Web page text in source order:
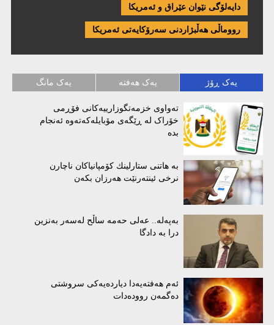
دایەلۆگی نێوان عێراق و ئەمریكا
رووماڵی هەڵبژاردنی سەرۆکایەتی ئەمریکا
یەک ڕۆژ یەک هەفتە یەک مانگ
تەواوی خزمەتگوزارییەکانی فۆڕمی
خۆراک لە ڕێگەی مۆبایلەکەتەوە ئەنجام
بدە
بە هاتنی ستارلینك كۆمپانیاكان ناچارن
نرخی ئینتەرنێت هەرزان بكەن
بەپەلە.. عەلی حەمە ساڵح لەسەر بەنزین
درا بە دادگا
ئەم هەفتەیەدا دیاردەیەکی سروشتی
دەگمەن روودەدات